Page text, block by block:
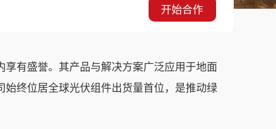
开始合作
有盛誉。其产品与解决方案广泛应用于地面
终位居全球光伏组件出货量首位，是推动绿